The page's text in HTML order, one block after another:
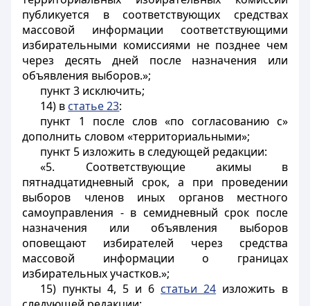
публикуется в соответствующих средствах
массовой информации соответствующими
избирательными комиссиями не позднее чем
через десять дней после назначения или
объявления выборов.»;
пункт 3 исключить;
14) в статье 23:
пункт 1 после слов «по согласованию с»
дополнить словом «территориальными»;
пункт 5 изложить в следующей редакции:
«5. Соответствующие акимы в
пятнадцатидневный срок, а при проведении
выборов членов иных органов местного
самоуправления - в семидневный срок после
назначения или объявления выборов
оповещают избирателей через средства
массовой информации о границах
избирательных участков.»;
15) пункты 4, 5 и 6 статьи 24 изложить в